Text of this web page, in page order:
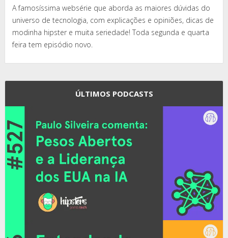
A famosíssima websérie que aborda as maiores dúvidas do
universo de tecnologia, com explicações e opiniões, dicas de
modinha hipster e muita seriedade! Toda segunda e quarta
feira tem episódio novo.
ÚLTIMOS PODCASTS